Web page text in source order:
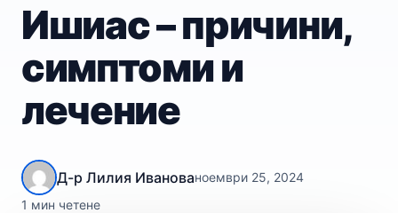
Ишиас – причини,
симптоми и
лечение
Д-р Лилия Иванованоември 25, 2024
1 мин четене